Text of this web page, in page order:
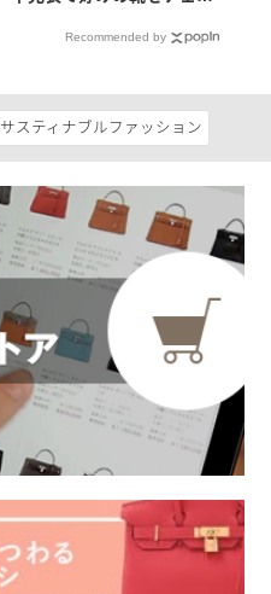
Recommended by
サスティナブルファッション